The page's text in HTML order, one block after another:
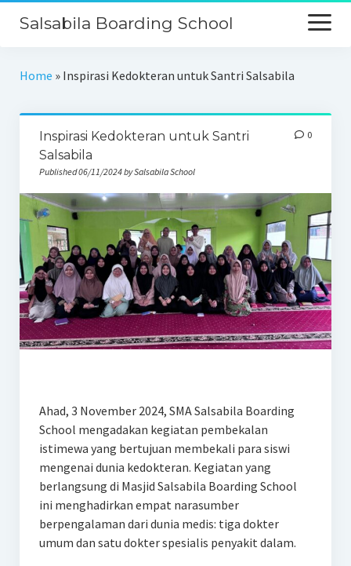
Salsabila Boarding School
Beranda
Kurikulum
Keunggulan
Galeri
PPDB
Kontak
Home » Inspirasi Kedokteran untuk Santri Salsabila
Inspirasi Kedokteran untuk Santri
Salsabila
Published 06/11/2024 by Salsabila School
0
Ahad, 3 November 2024, SMA Salsabila Boarding
School mengadakan kegiatan pembekalan
istimewa yang bertujuan membekali para siswi
mengenai dunia kedokteran. Kegiatan yang
berlangsung di Masjid Salsabila Boarding School
ini menghadirkan empat narasumber
berpengalaman dari dunia medis: tiga dokter
umum dan satu dokter spesialis penyakit dalam.